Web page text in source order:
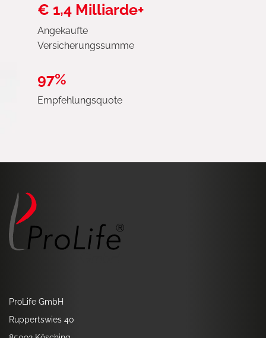
€ 1,4 Milliarde+
Angekaufte
Versicherungssumme
97%
Empfehlungsquote
ProLife GmbH
Ruppertswies 40